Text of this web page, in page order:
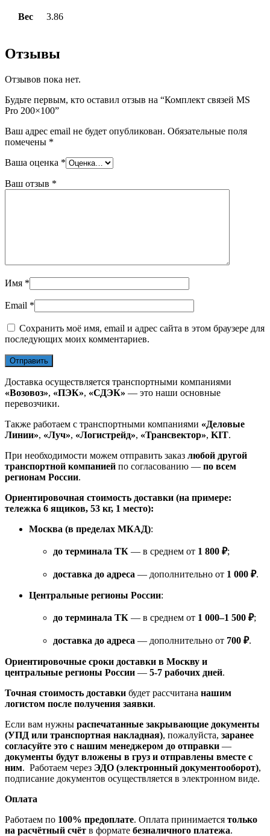
Вес 3.86
Отзывы
Отзывов пока нет.
Будьте первым, кто оставил отзыв на “Комплект связей MS
Pro 200×100”
Ваш адрес email не будет опубликован. Обязательные поля
помечены *
Ваша оценка *
Ваш отзыв *
Имя *
Email *
Сохранить моё имя, email и адрес сайта в этом браузере для
последующих моих комментариев.
Доставка осуществляется транспортными компаниями
«Возовоз», «ПЭК», «СДЭК» — это наши основные
перевозчики.
Также работаем с транспортными компаниями «Деловые
Линии», «Луч», «Логистрейд», «Трансвектор», KIT.
При необходимости можем отправить заказ любой другой
транспортной компанией по согласованию — по всем
регионам России.
Ориентировочная стоимость доставки (на примере:
тележка 6 ящиков, 53 кг, 1 место):
Москва (в пределах МКАД):
до терминала ТК — в среднем от 1 800 ₽;
доставка до адреса — дополнительно от 1 000 ₽.
Центральные регионы России:
до терминала ТК — в среднем от 1 000–1 500 ₽;
доставка до адреса — дополнительно от 700 ₽.
Ориентировочные сроки доставки в Москву и
центральные регионы России — 5-7 рабочих дней.
Точная стоимость доставки будет рассчитана нашим
логистом после получения заявки.
Если вам нужны распечатанные закрывающие документы
(УПД или транспортная накладная), пожалуйста, заранее
согласуйте это с нашим менеджером до отправки —
документы будут вложены в груз и отправлены вместе с
ним. Работаем через ЭДО (электронный документооборот),
подписание документов осуществляется в электронном виде.
Оплата
Работаем по 100% предоплате. Оплата принимается только
на расчётный счёт в формате безналичного платежа.